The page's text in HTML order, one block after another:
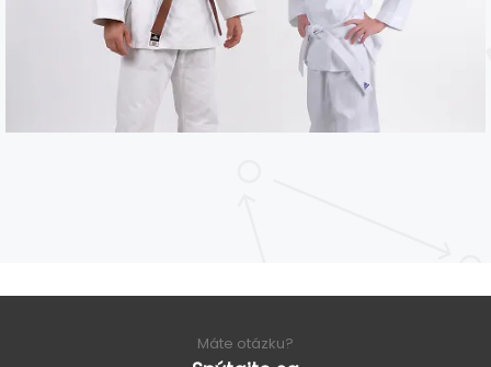
Máte otázku?